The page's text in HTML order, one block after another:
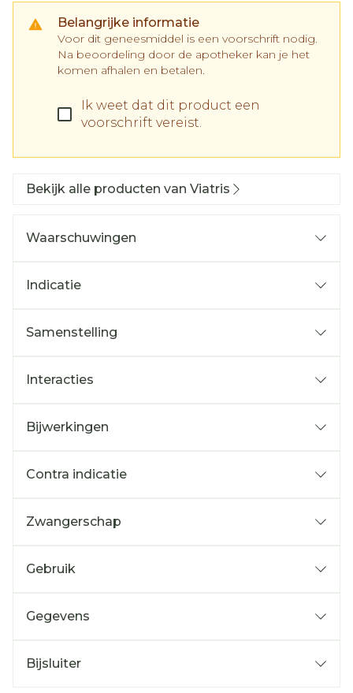
Belangrijke informatie
Voor dit geneesmiddel is een voorschrift nodig.
Na beoordeling door de apotheker kan je het
komen afhalen en betalen.
Ik weet dat dit product een
voorschrift vereist.
Bekijk alle producten van Viatris
Waarschuwingen
Indicatie
Samenstelling
Interacties
Bijwerkingen
Contra indicatie
Zwangerschap
Gebruik
Gegevens
Bijsluiter